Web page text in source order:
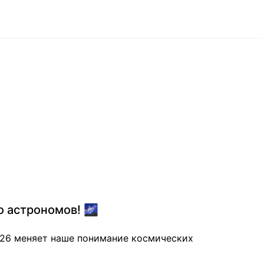
астрономов! 🌌
меняет наше понимание космических